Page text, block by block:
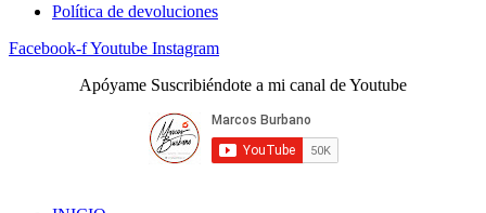
Política de devoluciones
Facebook-fYoutube Instagram
Apóyame Suscribiéndote a mi canal de Youtube